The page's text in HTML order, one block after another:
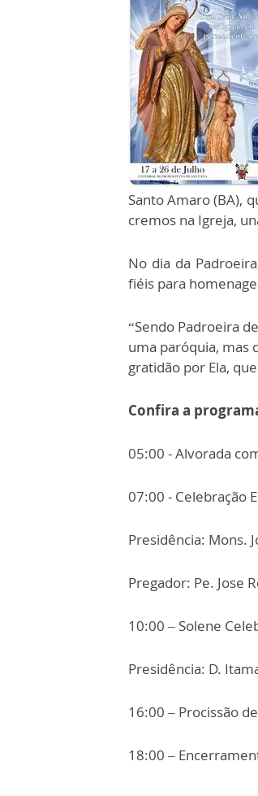
Santo Amaro (BA),
cremos na Igreja,
No dia da
fiéis para
“Sendo Padroeira
uma paróquia, mas
gratidão por Ela,
Confira a
05:00 - Alvorada
07:00 - Celebração
Presidência: Mons.
Pregador: Pe. Jose
10:00 – Solene
Presidência: D.
16:00 – Procissão
18:00 –